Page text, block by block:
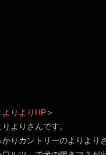
よりよりHP＞
よりさんです。
りカントリーのよりより